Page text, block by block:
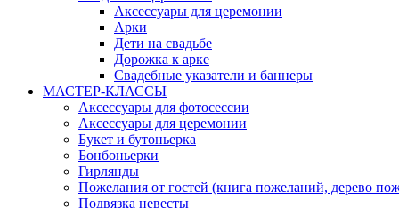
Аксессуары для церемонии
Арки
Дети на свадьбе
Дорожка к арке
Свадебные указатели и баннеры
МАСТЕР-КЛАССЫ
Аксессуары для фотосессии
Аксессуары для церемонии
Букет и бутоньерка
Бонбоньерки
Гирлянды
Пожелания от гостей (книга пожеланий, дерево
Подвязка невесты